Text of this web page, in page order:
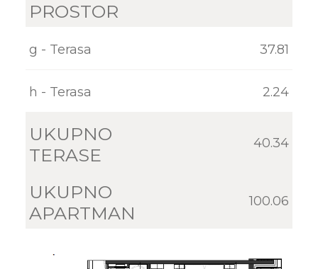
PROSTOR
g - Terasa 37.81
h - Terasa 2.24
UKUPNO
TERASE
40.34
UKUPNO
APARTMAN
100.06